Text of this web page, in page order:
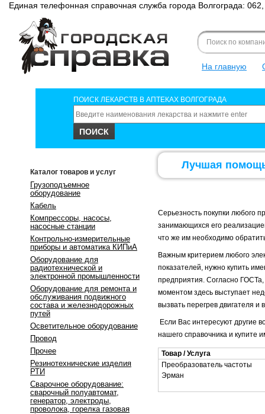
Единая телефонная справочная служба города Волгограда:
Форма поиска
Search for
Search this site
На главную
ПОИСК ЛЕКАРСТВ В АПТЕКАХ ВОЛГОГРАДА
Каталог товаров и услуг
Грузоподъемное
оборудование
Кабель
Компрессоры, насосы,
насосные станции
Контрольно-измерительные
приборы и автоматика КИПиА
Оборудование для
радиотехнической и
электронной промышленности
Оборудование для ремонта и
обслуживания подвижного
состава и железнодорожных
путей
Осветительное оборудование
Провод
Прочее
Резинотехнические изделия
РТИ
Сварочное оборудование:
сварочный полуавтомат,
генератор, электроды,
проволока, горелка газовая
Лучшая
Серьезность покупки любого
занимающихся его
что же им необходимо
Важным критерием любого
показателей, нужно купить
предприятия. Согласно
моментом здесь выступает
вызвать перегрев двигателя и
Если Вас интересуют другие
нашего справочника и купите
Товар / Услуга
Преобразователь частоты
Эрман